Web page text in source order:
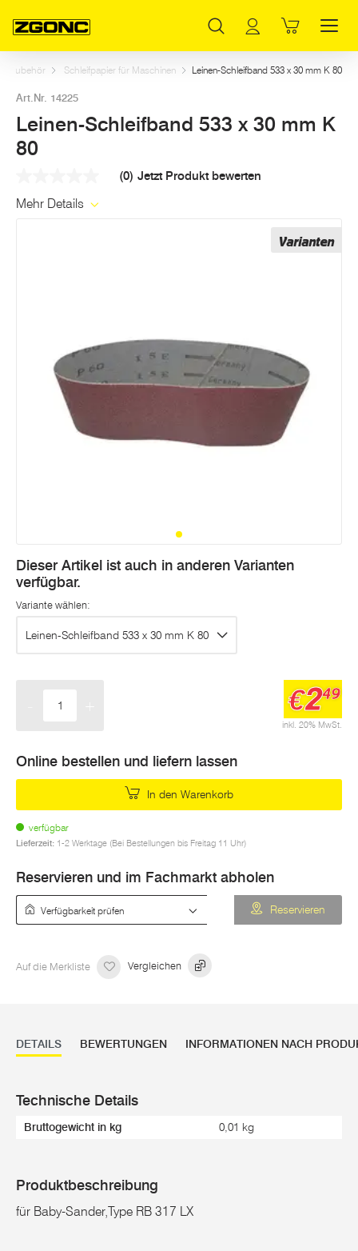
Zubehör Schleifpapier für Maschinen Leinen-Schleifband 533 x 30 mm K 80
Art.Nr. 14225
Leinen-Schleifband 533 x 30 mm K
80
Link
(0) Jetzt Produkt bewerten
Mehr Details
Varianten
Dieser Artikel ist auch in anderen Varianten
verfügbar.
Variante wählen:
Leinen-Schleifband 533 x 30 mm K 80
inkl. 20% MwSt.
€249
Online bestellen und liefern lassen
In den Warenkorb
verfügbar
Lieferzeit: 1-2 Werktage (Bei Bestellungen bis Freitag 11 Uhr)
Reservieren und im Fachmarkt abholen
Reservieren
Auf die Merkliste Vergleichen
DETAILS BEWERTUNGEN INFORMATIONEN NACH
Technische Details
Bruttogewicht in kg 0,01 kg
Produktbeschreibung
für Baby-Sander,Type RB 317 LX